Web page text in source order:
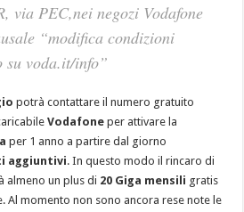
via PEC,nei negozi Vodafone
“modifica condizioni
voda.it/info”
potrà contattare il numero gratuito
Vodafone per attivare la
per 1 anno a partire dal giorno
aggiuntivi. In questo modo il rincaro di
almeno un plus di 20 Giga mensili gratis
Al momento non sono ancora rese note le